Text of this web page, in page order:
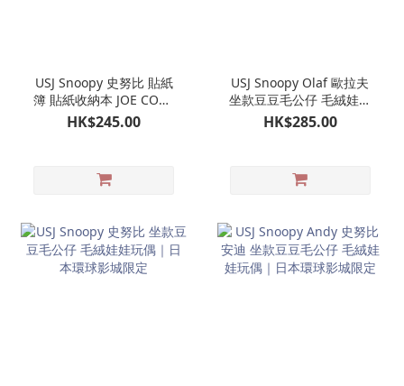
USJ Snoopy 史努比 貼紙
簿 貼紙收納本 JOE COOL
｜日本環球影城限定
HK$245.00
USJ Snoopy Olaf 歐拉夫
坐款豆豆毛公仔 毛絨娃娃
玩偶｜日本環球影城限定
史努比
HK$285.00